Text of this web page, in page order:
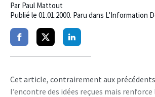
Par Paul Mattout
Publié le 01.01.2000. Paru dans L'Information
PartagerPartagerPartager
Cet article, contrairement aux
l’encontre des idées reçues mais